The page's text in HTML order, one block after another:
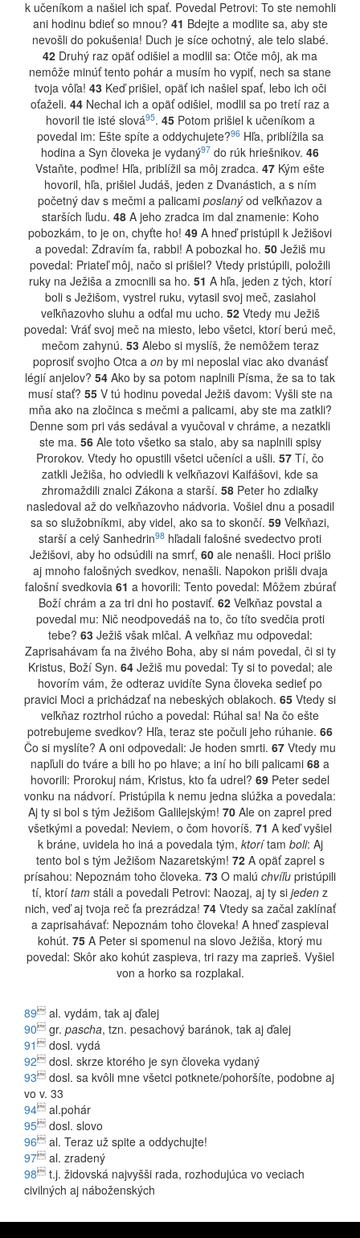
k učeníkom a našiel ich spať. Povedal Petrovi: To ste nemohli
ani hodinu bdieť so mnou? 41 Bdejte a modlite sa, aby ste
nevošli do pokušenia! Duch je síce ochotný, ale telo slabé.
42 Druhý raz opäť odišiel a modlil sa: Otče môj, ak ma
nemôže minúť tento pohár a musím ho vypiť, nech sa stane
tvoja vôľa! 43Keď prišiel, opäť ich našiel spať, lebo ich oči
oťaželi. 44 Nechal ich a opäť odišiel, modlil sa po tretí raz a
hovoril tie isté slová95. 45Potom prišiel k učeníkom a
povedal im: Ešte spíte a oddychujete?96Hľa, priblížila sa
hodina a Syn človeka je vydaný97 do rúk hriešnikov. 46
Vstaňte, poďme! Hľa, priblížil sa môj zradca. 47 Kým ešte
hovoril, hľa, prišiel Judáš, jeden z Dvanástich, a s ním
početný dav s mečmi a palicami poslanýod veľkňazov a
starších ľudu. 48A jeho zradca im dal znamenie: Koho
pobozkám, to je on, chyťte ho! 49 A hneď pristúpil k Ježišovi
a povedal: Zdravím ťa, rabbi! A pobozkal ho. 50Ježiš mu
povedal: Priateľ môj, načo si prišiel? Vtedy pristúpili, položili
ruky na Ježiša a zmocnili sa ho. 51 A hľa, jeden z tých, ktorí
boli s Ježišom, vystrel ruku, vytasil svoj meč, zasiahol
veľkňazovho sluhu a odťal mu ucho. 52Vtedy mu Ježiš
povedal: Vráť svoj meč na miesto, lebo všetci, ktorí berú meč,
mečom zahynú. 53Alebo si myslíš, že nemôžem teraz
poprosiť svojho Otca a onby mi neposlal viac ako dvanásť
légií anjelov? 54 Ako by sa potom naplnili Písma, že sa to tak
musí stať? 55V tú hodinu povedal Ježiš davom: Vyšli ste na
mňa ako na zločinca s mečmi a palicami, aby ste ma zatkli?
Denne som pri vás sedával a vyučoval v chráme, a nezatkli
ste ma. 56Ale toto všetko sa stalo, aby sa naplnili spisy
Prorokov. Vtedy ho opustili všetci učeníci a ušli. 57 Tí, čo
zatkli Ježiša, ho odviedli k veľkňazovi Kaifášovi, kde sa
zhromaždili znalci Zákona a starší. 58 Peter ho zdiaľky
nasledoval až do veľkňazovho nádvoria. Vošiel dnu a posadil
sa so služobníkmi, aby videl, ako sa to skončí. 59 Veľkňazi,
starší a celý Sanhedrin98 hľadali falošné svedectvo proti
Ježišovi, aby ho odsúdili na smrť, 60ale nenašli. Hoci prišlo
aj mnoho falošných svedkov, nenašli. Napokon prišli dvaja
falošní svedkovia 61 a hovorili: Tento povedal: Môžem zbúrať
Boží chrám a za tri dni ho postaviť. 62Veľkňaz povstal a
povedal mu: Nič neodpovedáš na to, čo títo svedčia proti
tebe? 63Ježiš však mlčal. A veľkňaz mu odpovedal:
Zaprisahávam ťa na živého Boha, aby si nám povedal, či si ty
Kristus, Boží Syn. 64Ježiš mu povedal: Ty si to povedal; ale
hovorím vám, že odteraz uvidíte Syna človeka sedieť po
pravici Moci a prichádzať na nebeských oblakoch. 65 Vtedy si
veľkňaz roztrhol rúcho a povedal: Rúhal sa! Na čo ešte
potrebujeme svedkov? Hľa, teraz ste počuli jeho rúhanie. 66
Čo si myslíte? A oni odpovedali: Je hoden smrti. 67 Vtedy mu
napľuli do tváre a bili ho po hlave; a iní ho bili palicami 68 a
hovorili: Prorokuj nám, Kristus, kto ťa udrel? 69 Peter sedel
vonku na nádvorí. Pristúpila k nemu jedna slúžka a povedala:
Aj ty si bol s tým Ježišom Galilejským! 70 Ale on zaprel pred
všetkými a povedal: Neviem, o čom hovoríš. 71 A keď vyšiel
k bráne, uvidela ho iná a povedala tým, ktorítam boli: Aj
tento bol s tým Ježišom Nazaretským! 72A opäť zaprel s
prísahou: Nepoznám toho človeka. 73 O malú chvíľu pristúpili
tí, ktorí tam stáli a povedali Petrovi: Naozaj, aj ty si jeden z
nich, veď aj tvoja reč ťa prezrádza! 74Vtedy sa začal zaklínať
a zaprisahávať: Nepoznám toho človeka! A hneď zaspieval
kohút. 75 A Peter si spomenul na slovo Ježiša, ktorý mu
povedal: Skôr ako kohút zaspieva, tri razy ma zaprieš. Vyšiel
von a horko sa rozplakal.
89 al. vydám, tak aj ďalej
90 gr. pascha, tzn. pesachový baránok, tak aj ďalej
91  dosl. vydá
92 dosl. skrze ktorého je syn človeka vydaný
93 dosl. sa kvôli mne všetci potknete/pohoršíte, podobne aj
vo v. 33
94 al.pohár
95 dosl. slovo
96 al. Teraz už spite a oddychujte!
97 al. zradený
98 t.j. židovská najvyšši rada, rozhodujúca vo veciach
civilných aj náboženských